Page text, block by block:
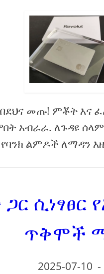
በደህና መጡ! ምቾት
አብራራ. ለጉዳዩ
ልምዶች ለማዳን
ጥቅሞች
2025-07-10 -